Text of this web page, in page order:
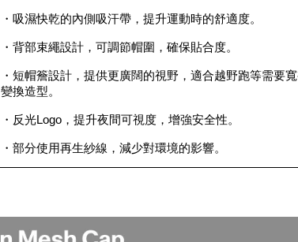
・ 吸濕快乾的內側吸汗帶，提升運動時的舒適度。
・ 背部束繩設計，可調節帽圍，確保貼合度。
・ 短帽簷設計，提供更廣闊的視野，適合越野跑等需要
變換造型。
・ 反光Logo，提升夜間可視度，增強安全性。
・ 部分使用再生紗線，減少對環境的影響。